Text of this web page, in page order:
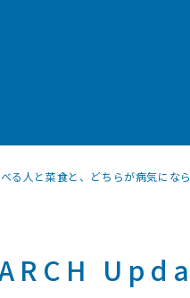
る人と菜食と、どちらが病気にな